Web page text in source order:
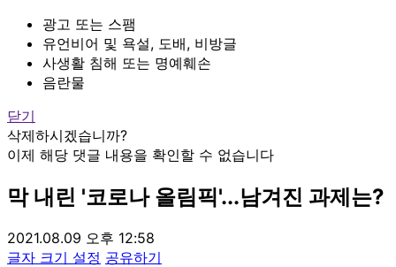
광고 또는 스팸
유언비어 및 욕설, 도배, 비방글
사생활 침해 또는 명예훼손
음란물
닫기
삭제하시겠습니까?
이제 해당 댓글 내용을 확인할 수 없습니다
막 내린 '코로나 올림픽'...남겨진 과제는?
2021.08.09 오후 12:58
글자 크기 설정 공유하기